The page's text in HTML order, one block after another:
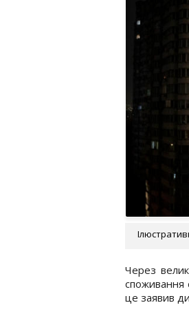
Через
споживання
це заявив